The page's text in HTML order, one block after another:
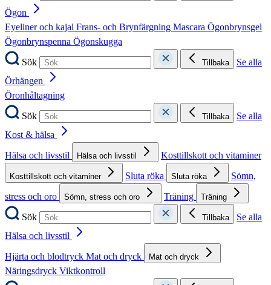
Ögon
Eyeliner och kajal Frans- och Brynfärgning Mascara Ögonbrynsgel
Ögonbrynspenna Ögonskugga
Sök
Tillbaka
Se alla
Örhängen
Öronhåltagning
Sök
Tillbaka
Se alla
Kost & hälsa
Hälsa och livsstil
Hälsa och livsstil Kosttillskott och vitaminer
Kosttillskott och vitaminer Sluta röka Sluta röka
Sömn,
stress och oro
Sömn, stress och oro Träning Träning
Sök Tillbaka
Se alla
Hälsa och livsstil
Hjärta och blodtryck Mat och dryck Mat och dryck
Näringsdryck Viktkontroll